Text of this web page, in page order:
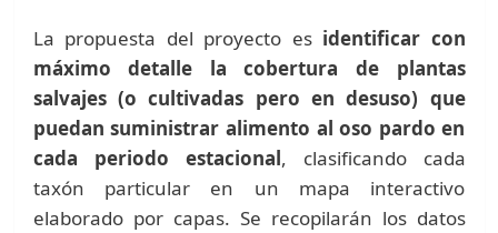
La propuesta del proyecto esidentificar con
máximo detalle la cobertura de plantas
salvajes (o cultivadas pero en desuso) que
puedan suministrar alimento al oso pardo en
cada periodo estacional, clasificando cada
taxón particular en un mapa interactivo
elaborado por capas. Se recopilarán los datos